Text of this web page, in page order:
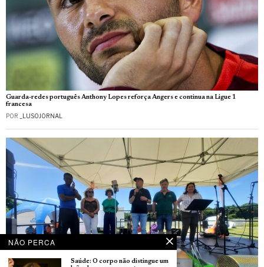
Guarda-redes português Anthony Lopes reforça Angers e continua na Ligue 1
francesa
POR _LUSOJORNAL
NÃO PERCA
Saúde: O corpo não distingue um